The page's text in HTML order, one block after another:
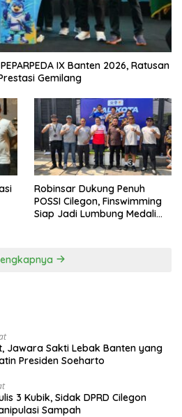
IX Banten 2026, Ratusan
Gemilang
Robinsar Dukung Penuh
POSSI Cilegon, Finswimming
Siap Jadi Lumbung Medali
Jawara Sakti Lebak Banten yang
Presiden Soeharto
3 Kubik, Sidak DPRD Cilegon
Sampah